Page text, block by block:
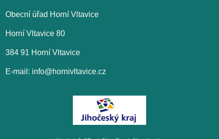
Obecní úřad Horní Vltavice
Horní Vltavice 80
384 91 Horní Vltavice
E-mail: info@hornivltavice.cz